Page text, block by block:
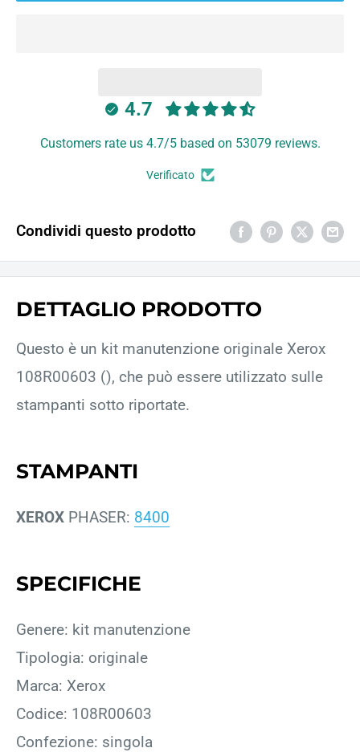
4.7
Customers rate us 4.7/5 based on 53079 reviews.
Verificato
Condividi questo prodotto
DETTAGLIO PRODOTTO
Questo è un kit manutenzione originale Xerox
108R00603 (), che può essere utilizzato sulle
stampanti sotto riportate.
STAMPANTI
XEROX PHASER: 8400
SPECIFICHE
Genere: kit manutenzione
Tipologia: originale
Marca: Xerox
Codice: 108R00603
Confezione: singola